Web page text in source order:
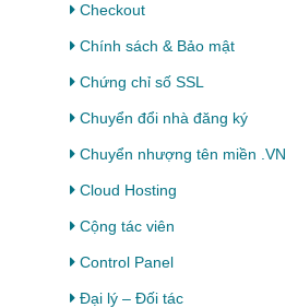
Checkout
Chính sách & Bảo mật
Chứng chỉ số SSL
Chuyển đổi nhà đăng ký
Chuyển nhượng tên miền .VN
Cloud Hosting
Cộng tác viên
Control Panel
Đại lý – Đối tác